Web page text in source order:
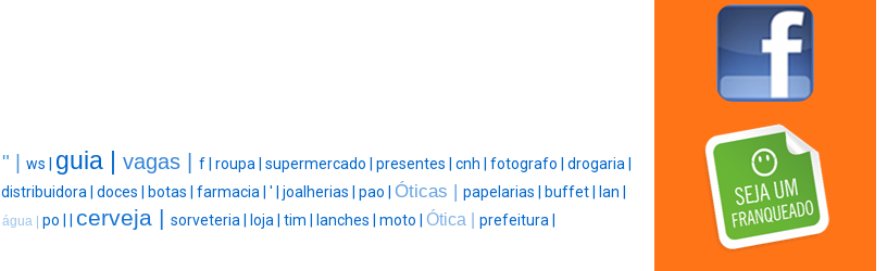
" | ws | guia | vagas | f | roupa | supermercado | presentes | cnh | fotografo | drogaria |
distribuidora | doces | botas | farmacia | ' | joalherias | pao | Óticas | papelarias | buffet |
lan |
água | po | cerveja | sorveteria | loja | tim | lanches | moto | Ótica | prefeitura |